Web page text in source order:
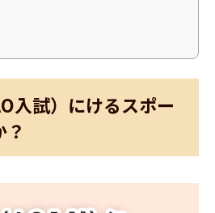
入試）にけるスポー